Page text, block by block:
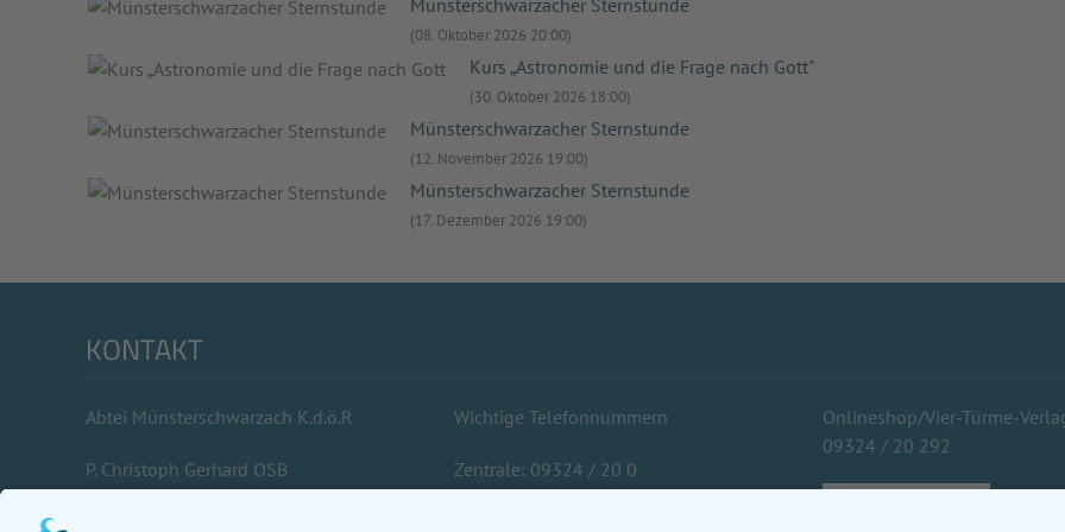
(08. Oktober 2026 20:00)
Kurs „Astronomie und die Frage nach Gott"
(30. Oktober 2026 18:00)
Münsterschwarzacher Sternstunde
(12. November 2026 19:00)
Münsterschwarzacher Sternstunde
(17. Dezember 2026 19:00)
KONTAKT
Abtei Münsterschwarzach K.d.ö.R
P. Christoph Gerhard OSB
Wichtige Telefonnummern
Zentrale: 09324 / 20 0
Onlineshop/Vier-Türme-
09324 / 20 292